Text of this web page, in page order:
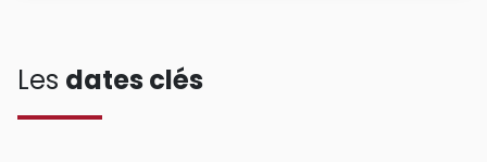
Les dates clés